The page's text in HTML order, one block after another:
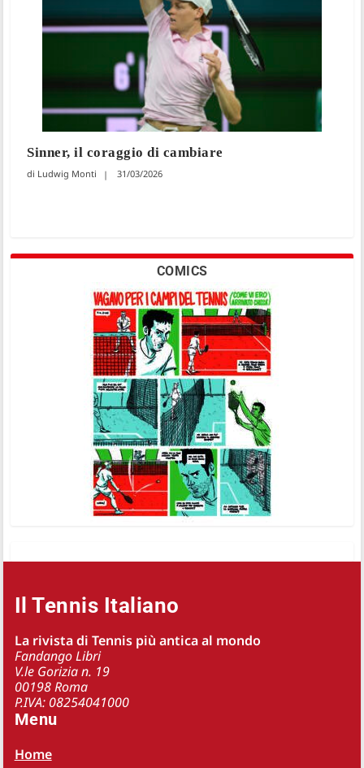
Sinner, il coraggio di cambiare
Ludwig Monti 31/03/2026
COMICS
Il Tennis Italiano
La rivista di Tennis più antica al mondo
Fandango Libri
V.le Gorizia n. 19
00198 Roma
P.IVA: 08254041000
Menu
Home